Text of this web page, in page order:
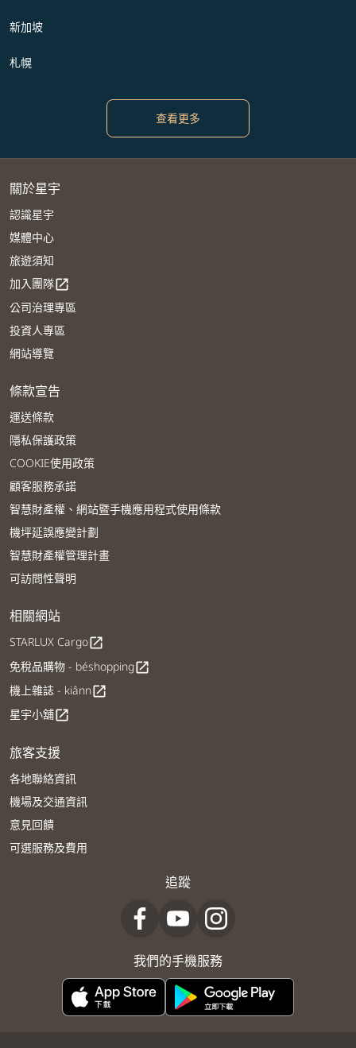
新加坡
札幌
查看更多
關於星宇
認識星宇
媒體中心
旅遊須知
加入團隊open_in_new
公司治理專區
投資人專區
網站導覽
條款宣告
運送條款
隱私保護政策
COOKIE使用政策
顧客服務承諾
智慧財產權、網站暨手機應用程式使用條款
機坪延誤應變計劃
智慧財產權管理計畫
可訪問性聲明
相關網站
STARLUX Cargoopen_in_new
免稅品購物 - béshoppingopen_in_new
機上雜誌 - kiânnopen_in_new
星宇小舖open_in_new
旅客支援
各地聯絡資訊
機場及交通資訊
意見回饋
可選服務及費用
追蹤
我們的手機服務